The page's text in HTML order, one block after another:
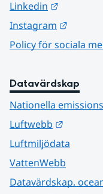
Linkedin
Instagram
Policy för sociala
Datavärdskap
Nationella
Luftwebb
Luftmiljödata
VattenWebb
Datavärdskap,